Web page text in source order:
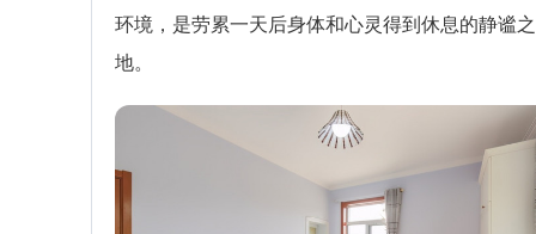
环境，是劳累一天后身体和心灵得到休息的静谧之
地。